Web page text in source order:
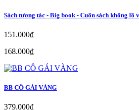
Sách tương tác - Big book - Cuốn sách khổng lồ
151.000₫
168.000₫
BB CÔ GÁI VÀNG
379.000₫